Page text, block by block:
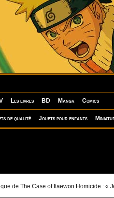
Les livres BD Manga Comics
de qualité Jouets pour enfants
de The Case of Itaewon Homicide : «